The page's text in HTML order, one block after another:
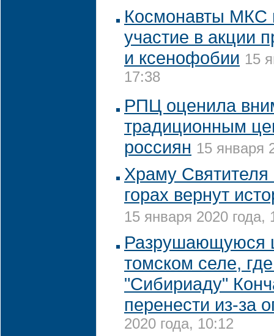
Космонавты МКС
участие в акции
и ксенофобии 15
17:38
РПЦ оценила
традиционным
россиян 15 января
Храму
горах вернут
15 января 2020 года,
Разрушающуюся
томском селе,
"Сибириаду"
перенести из-за
2020 года, 10:12